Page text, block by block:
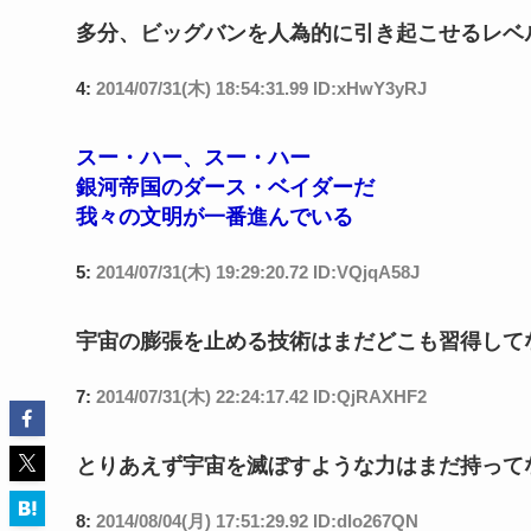
多分、ビッグバンを人為的に引き起こせるレベ
4: 2014/07/31(木) 18:54:31.99 ID:xHwY3yRJ
スー・ハー、スー・ハー
銀河帝国のダース・ベイダーだ
我々の文明が一番進んでいる
5: 2014/07/31(木) 19:29:20.72 ID:VQjqA58J
宇宙の膨張を止める技術はまだどこも習得して
7: 2014/07/31(木) 22:24:17.42 ID:QjRAXHF2
とりあえず宇宙を滅ぼすような力はまだ持って
8: 2014/08/04(月) 17:51:29.92 ID:dlo267QN